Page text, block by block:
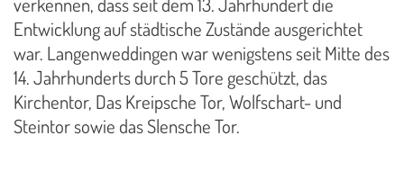
Entwicklung auf städtische Zustände ausgerichtet
war. Langenweddingen war wenigstens seit Mitte des
14. Jahrhunderts durch 5 Tore geschützt, das
Kirchentor, Das Kreipsche Tor, Wolfschart- und
Steintor sowie das Slensche Tor.